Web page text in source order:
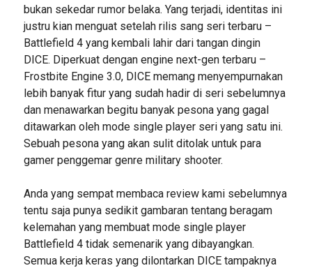
bukan sekedar rumor belaka. Yang terjadi, identitas ini
justru kian menguat setelah rilis sang seri terbaru –
Battlefield 4 yang kembali lahir dari tangan dingin
DICE. Diperkuat dengan engine next-gen terbaru –
Frostbite Engine 3.0, DICE memang menyempurnakan
lebih banyak fitur yang sudah hadir di seri sebelumnya
dan menawarkan begitu banyak pesona yang gagal
ditawarkan oleh mode single player seri yang satu ini.
Sebuah pesona yang akan sulit ditolak untuk para
gamer penggemar genre military shooter.
Anda yang sempat membaca review kami sebelumnya
tentu saja punya sedikit gambaran tentang beragam
kelemahan yang membuat mode single player
Battlefield 4 tidak semenarik yang dibayangkan.
Semua kerja keras yang dilontarkan DICE tampaknya